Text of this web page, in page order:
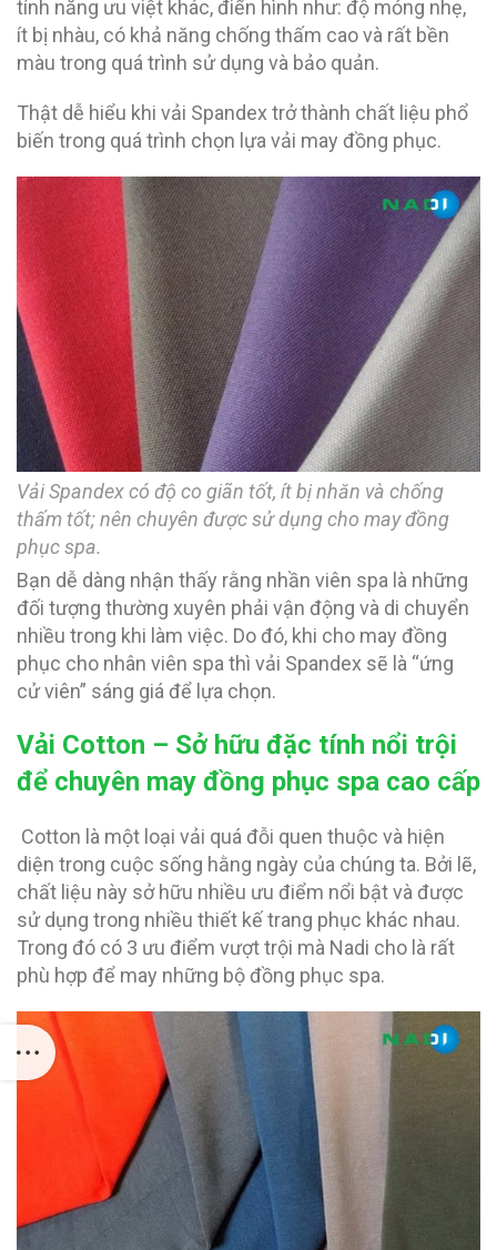
tính năng ưu việt khác, điển hình như: độ mỏng nhẹ,
ít bị nhàu, có khả năng chống thấm cao và rất bền
màu trong quá trình sử dụng và bảo quản.
Thật dễ hiểu khi vải Spandex trở thành chất liệu phổ
biến trong quá trình chọn lựa vải may đồng phục.
Vải Spandex có độ co giãn tốt, ít bị nhăn và chống
thấm tốt; nên chuyên được sử dụng cho may đồng
phục spa.
Bạn dễ dàng nhận thấy rằng nhần viên spa là những
đối tượng thường xuyên phải vận động và di chuyển
nhiều trong khi làm việc. Do đó, khi cho may đồng
phục cho nhân viên spa thì vải Spandex sẽ là “ứng
cử viên” sáng giá để lựa chọn.
Vải Cotton – Sở hữu đặc tính nổi trội
để chuyên may đồng phục spa cao cấp
Cotton là một loại vải quá đỗi quen thuộc và hiện
diện trong cuộc sống hằng ngày của chúng ta. Bởi lẽ,
chất liệu này sở hữu nhiều ưu điểm nổi bật và được
sử dụng trong nhiều thiết kế trang phục khác nhau.
Trong đó có 3 ưu điểm vượt trội mà Nadi cho là rất
phù hợp để may những bộ đồng phục spa.